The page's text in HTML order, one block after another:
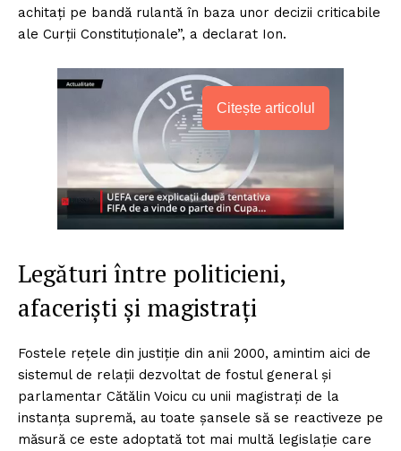
achitați pe bandă rulantă în baza unor decizii criticabile
ale Curții Constituționale”, a declarat Ion.
Citește articolul
Legături între politicieni,
afaceriști și magistrați
Fostele rețele din justiție din anii 2000, amintim aici de
sistemul de relații dezvoltat de fostul general și
parlamentar Cătălin Voicu cu unii magistrați de la
instanța supremă, au toate șansele să se reactiveze pe
măsură ce este adoptată tot mai multă legislație care